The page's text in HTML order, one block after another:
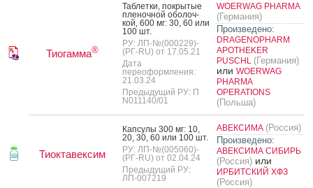
Тиогамма®
Таб­летки, пок­ры­тые
пле­ноч­ной обо­лоч­
кой, 600 мг: 30, 60 или
100 шт.
РУ: ЛП-№(000229)-
(РГ-RU) от 17.05.21
Дата
переоформления:
21.03.24
Предыдущий РУ: П
N011140/01
WOERWAG PHARMA
(Германия)
Произведено:
DRAGENOPHARM
APOTHEKER
PUSCHL (Германия)
или WOERWAG
PHARMA
OPERATIONS
(Польша)
Тиоктавексим
Кап­су­лы 300 мг: 10,
20, 30, 60 или 100 шт.
РУ: ЛП-№(005060)-
(РГ-RU) от 02.04.24
Предыдущий РУ:
ЛП-007219
АВЕКСИМА (Россия)
Произведено:
АВЕКСИМА СИБИРЬ
(Россия) или
ИРБИТСКИЙ ХФЗ
(Россия)